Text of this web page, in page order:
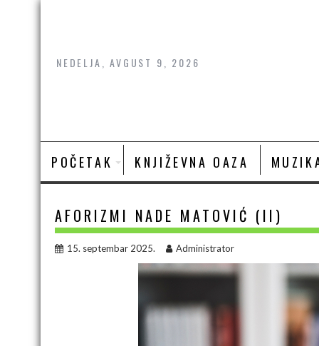
Skip
NEDELJA, AVGUST 9, 2026
POČETAK KNJIŽEVNA OAZA
AFORIZMI NADE MATOVIĆ (II)
15. septembar 2025. Administrator